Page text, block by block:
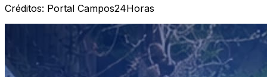
Créditos: Portal Campos24Horas